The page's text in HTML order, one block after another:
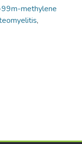
99m-methylene
,